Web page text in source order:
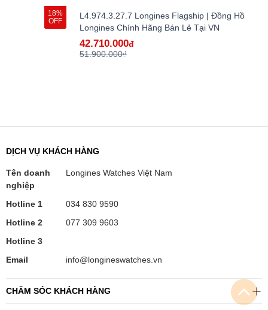
18%
OFF
L4.974.3.27.7 Longines Flagship | Đồng Hồ
Longines Chính Hãng Bán Lẻ Tại VN
42.710.000đ
51.900.000₫
CHĂM SÓC KHÁCH HÀNG
DỊCH VỤ KHÁCH HÀNG
Tên doanh
nghiệp
Longines Watches Việt Nam
Hotline 1
034 830 9590
Hotline 2
077 309 9603
Hotline 3
Email
info@longineswatches.vn